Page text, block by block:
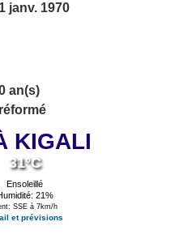
1 janv. 1970
an(s)
réformé
KIGALI
31°C
Ensoleillé
21%
SSE à 7km/h
et prévisions